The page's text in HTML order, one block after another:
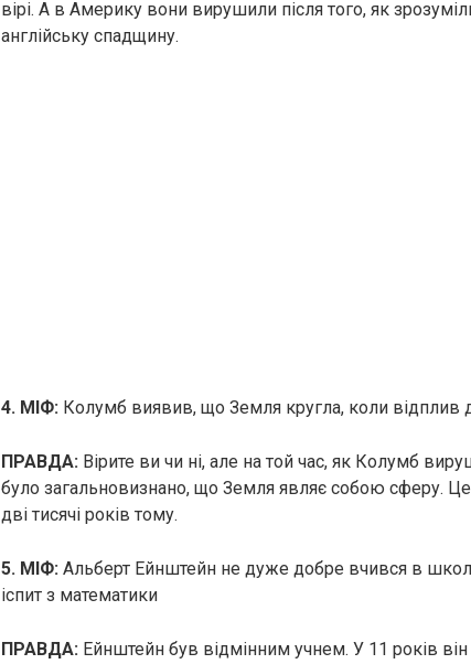
вірі. А в Америку вони вирушили після того, як
англійську спадщину.
4. МІФ: Колумб виявив, що Земля кругла, коли відплив
ПРАВДА: Вірите ви чи ні, але на той час, як Колумб
було загальновизнано, що Земля являє собою сферу.
дві тисячі років тому.
5. МІФ: Альберт Ейнштейн не дуже добре вчився в
іспит з математики
ПРАВДА: Ейнштейн був відмінним учнем. У 11 років він